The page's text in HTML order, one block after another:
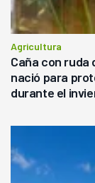
Agricultura
Caña con ruda
nació para
durante el